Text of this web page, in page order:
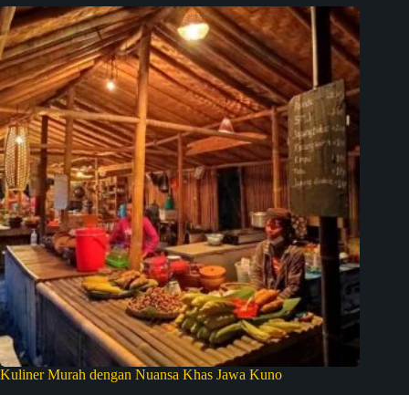
Kuliner Murah dengan Nuansa Khas Jawa Kuno